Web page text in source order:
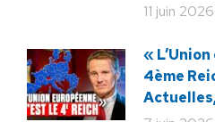
11 juin 2026
«
4ème